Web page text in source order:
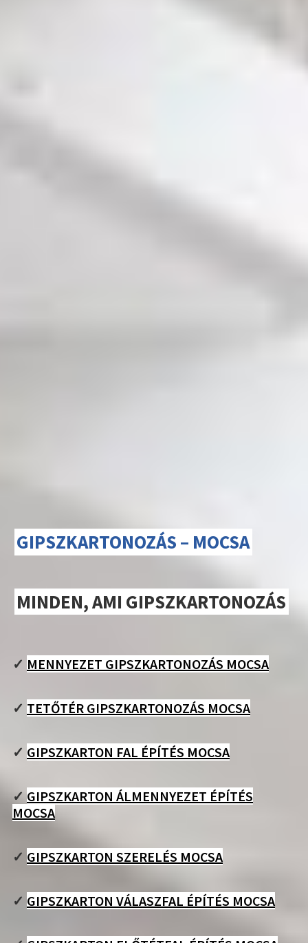
GIPSZKARTONOZÁS – MOCSA
MINDEN, AMI GIPSZKARTONOZÁS
✓ MENNYEZET GIPSZKARTONOZÁS MOCSA
✓ TETŐTÉR GIPSZKARTONOZÁS MOCSA
✓ GIPSZKARTON FAL ÉPÍTÉS MOCSA
✓ GIPSZKARTON ÁLMENNYEZET ÉPÍTÉS
MOCSA
✓ GIPSZKARTON SZERELÉS MOCSA
✓ GIPSZKARTON VÁLASZFAL ÉPÍTÉS MOCSA